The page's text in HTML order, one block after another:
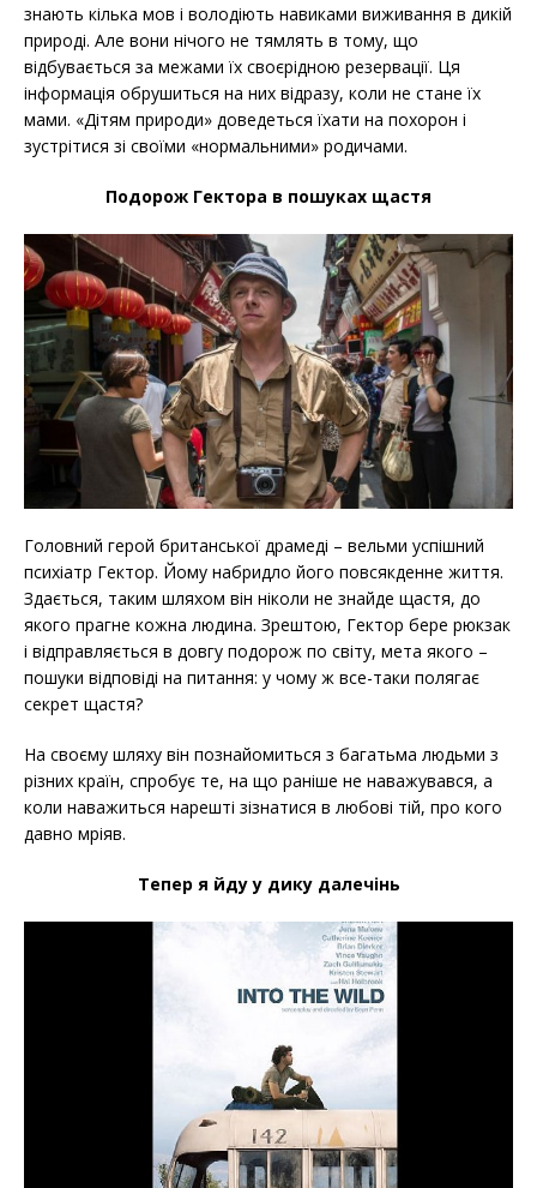
знають кілька мов і володіють навиками виживання в дикій
природі. Але вони нічого не тямлять в тому, що
відбувається за межами їх своєрідною резервації. Ця
інформація обрушиться на них відразу, коли не стане їх
мами. «Дітям природи» доведеться їхати на похорон і
зустрітися зі своїми «нормальними» родичами.
Подорож Гектора в пошуках щастя
Головний герой британської драмеді – вельми успішний
психіатр Гектор. Йому набридло його повсякденне життя.
Здається, таким шляхом він ніколи не знайде щастя, до
якого прагне кожна людина. Зрештою, Гектор бере рюкзак
і відправляється в довгу подорож по світу, мета якого –
пошуки відповіді на питання: у чому ж все-таки полягає
секрет щастя?
На своєму шляху він познайомиться з багатьма людьми з
різних країн, спробує те, на що раніше не наважувався, а
коли наважиться нарешті зізнатися в любові тій, про кого
давно мріяв.
Тепер я йду у дику далечінь